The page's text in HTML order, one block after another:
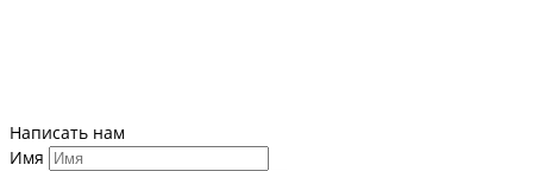
Написать нам
Имя